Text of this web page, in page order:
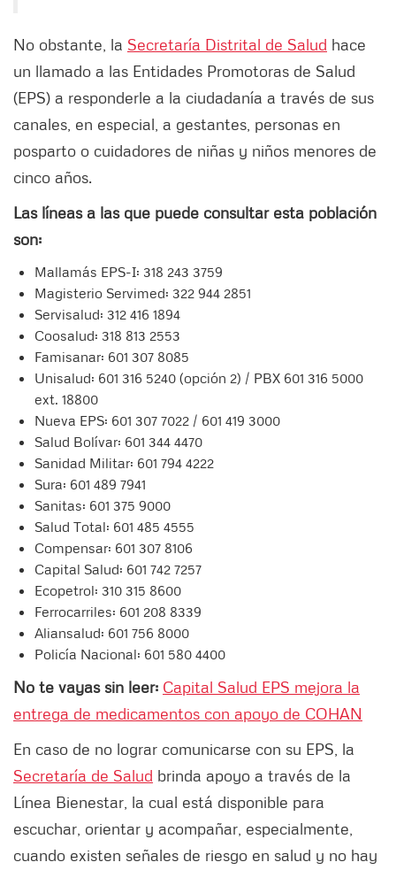
No obstante, la Secretaría Distrital de Salud hace
un llamado a las Entidades Promotoras de Salud
(EPS) a responderle a la ciudadanía a través de sus
canales, en especial, a gestantes, personas en
posparto o cuidadores de niñas y niños menores de
cinco años.
Las líneas a las que puede consultar esta población
son:
Mallamás EPS-I: 318 243 3759
Magisterio Servimed: 322 944 2851
Servisalud: 312 416 1894
Coosalud: 318 813 2553
Famisanar: 601 307 8085
Unisalud: 601 316 5240 (opción 2) / PBX 601 316 5000
ext. 18800
Nueva EPS: 601 307 7022 / 601 419 3000
Salud Bolívar: 601 344 4470
Sanidad Militar: 601 794 4222
Sura: 601 489 7941
Sanitas: 601 375 9000
Salud Total: 601 485 4555
Compensar: 601 307 8106
Capital Salud: 601 742 7257
Ecopetrol: 310 315 8600
Ferrocarriles: 601 208 8339
Aliansalud: 601 756 8000
Policía Nacional: 601 580 4400
No te vayas sin leer: Capital Salud EPS mejora la
entrega de medicamentos con apoyo de COHAN
En caso de no lograr comunicarse con su EPS, la
Secretaría de Salud brinda apoyo a través de la
Línea Bienestar, la cual está disponible para
escuchar, orientar y acompañar, especialmente,
cuando existen señales de riesgo en salud y no hay